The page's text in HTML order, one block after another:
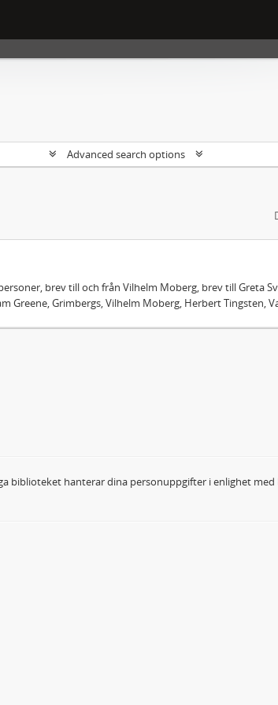
Advanced search options
brev till och från Vilhelm Moberg, brev till Greta
Greene, Grimbergs, Vilhelm Moberg, Herbert Tingsten,
biblioteket hanterar dina personuppgifter i enlighet med